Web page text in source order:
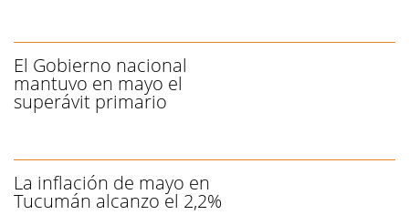
El Gobierno nacional
mantuvo en mayo el
superávit primario
La inflación de mayo en
Tucumán alcanzo el 2,2%